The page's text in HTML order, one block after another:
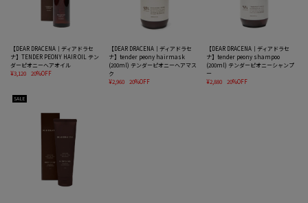
【DEAR DRACENA｜ディアドラセ
ナ】TENDER PEONY HAIR OIL テン
ダーピオニーヘアオイル
¥3,120
20%OFF
【DEAR DRACENA｜ディアドラセ
ナ】tender peony hairmask
(200ml) テンダーピオニーヘアマス
ク
¥2,960
20%OFF
【DEAR DRACENA｜ディアドラセ
ナ】tender peony shampoo
(200ml) テンダーピオニーシャンプ
ー
¥2,880
20%OFF
SALE